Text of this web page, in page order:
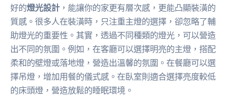
好的燈光設計，能讓你的家更有層次感，更能凸顯裝潢的
質感。很多人在裝潢時，只注重主燈的選擇，卻忽略了輔
助燈光的重要性。其實，透過不同種類的燈光，可以營造
出不同的氛圍。例如，在客廳可以選擇明亮的主燈，搭配
柔和的壁燈或落地燈，營造出溫馨的氛圍。在餐廳可以選
擇吊燈，增加用餐的儀式感。在臥室則適合選擇亮度較低
的床頭燈，營造放鬆的睡眠環境。